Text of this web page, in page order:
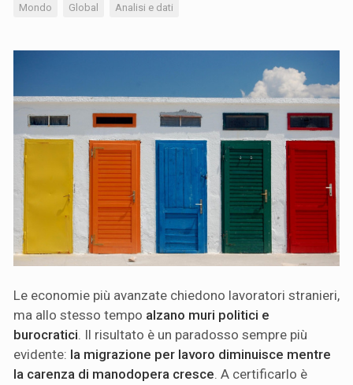
Mondo Global Analisi e dati
Le economie più avanzate chiedono lavoratori stranieri,
ma allo stesso tempo alzano muri politici e
burocratici. Il risultato è un paradosso sempre più
evidente: la migrazione per lavoro diminuisce mentre
la carenza di manodopera cresce. A certificarlo è